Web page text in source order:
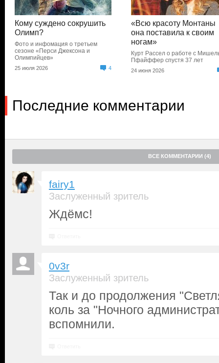
Кому суждено сокрушить
Олимп?
Фото и инфомация о третьем
сезоне «Перси Джексона и
Олимпийцев»
25 июля 2026 4
«Всю красоту Монтаны
она поставила к своим
ногам»
Курт Рассел о работе с
Пфайффер спустя 37 лет
24 июня 2026
Последние комментарии
ВСЕ КОММЕНТАРИИ (4)
fairy1
Заслуженный зритель
Ждёмс!
0v3r
Заслуженный зритель
Так и до продолжения
коль за "Ночного
вспомнили.